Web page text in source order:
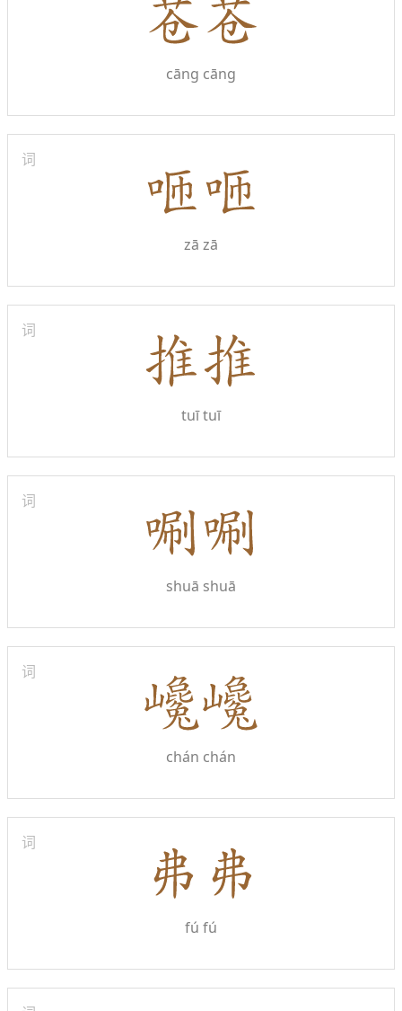
cāng cāng
词
zā zā
词
tuī tuī
词
shuā shuā
词
chán chán
词
fú fú